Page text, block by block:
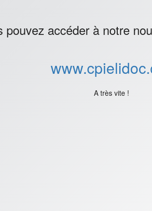
pouvez accéder à notre
A très vite !